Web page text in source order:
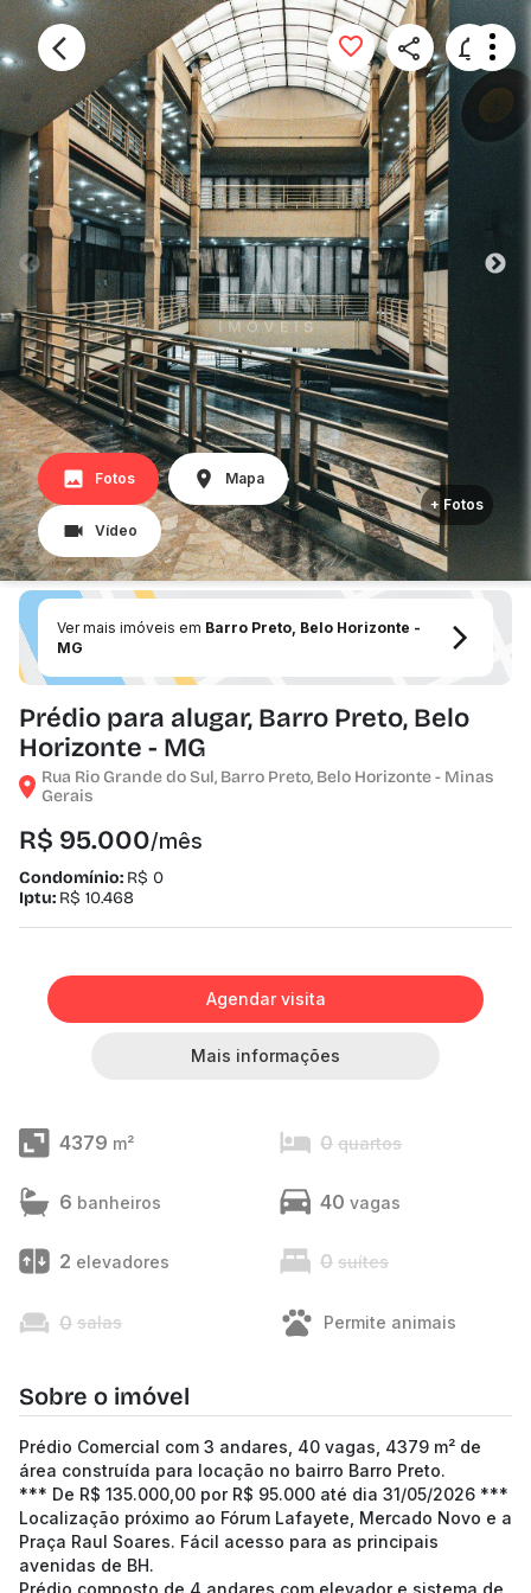
Fotos Mapa
Vídeo
+ Fotos
Ver mais imóveis em Barro Preto, Belo Horizonte -
MG
Prédio para alugar, Barro Preto, Belo
Horizonte - MG
Rua Rio Grande do Sul, Barro Preto, Belo Horizonte - Minas
Gerais
R$ 95.000/mês
Condomínio: R$ 0
Iptu: R$ 10.468
Agendar visita
Mais informações
4379 m² 0 quartos
6 banheiros 40 vagas
2 elevadores 0 suítes
0 salas Permite animais
Sobre o imóvel
Prédio Comercial com 3 andares, 40 vagas, 4379 m² de
área construída para locação no bairro Barro Preto.
*** De R$ 135.000,00 por R$ 95.000 até dia 31/05/2026 ***
Localização próximo ao Fórum Lafayete, Mercado Novo e a
Praça Raul Soares. Fácil acesso para as principais
avenidas de BH.
Prédio composto de 4 andares com elevador e sistema de